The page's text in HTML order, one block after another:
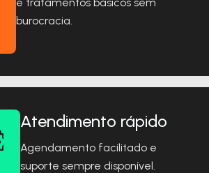
burocracia.
Atendimento rápido
Agendamento facilitado e
suporte sempre disponível.